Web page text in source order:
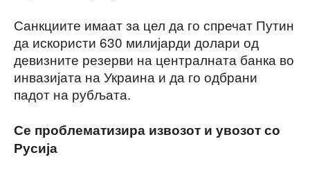
Санкциите имаат за цел да го спречат Путин
да искористи 630 милијарди долари од
девизните резерви на централната банка во
инвазијата на Украина и да го одбрани
падот на рубљата.
Се проблематизира извозот и увозот со
Русија